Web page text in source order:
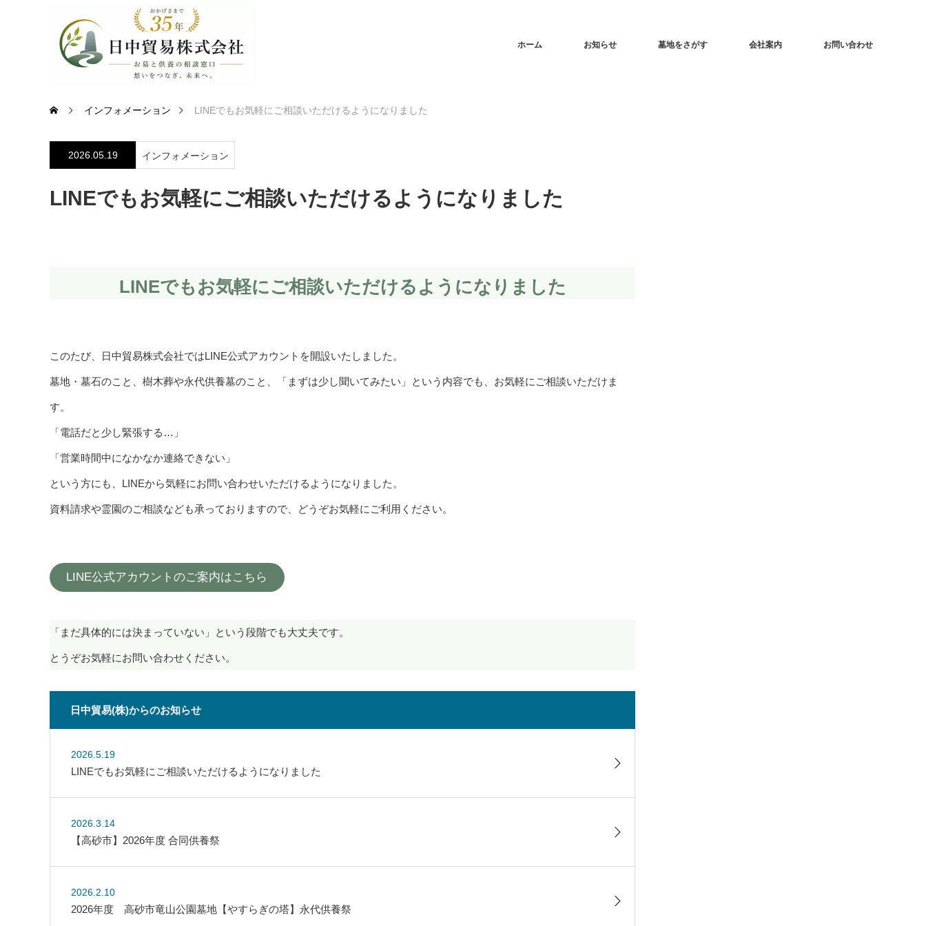
ホーム お知らせ 墓地をさがす 会社案内 お問い合わせ
インフォメーション LINEでもお気軽にご相談いただけるようになりました
2026.05.19 インフォメーション
LINEでもお気軽にご相談いただけるようになりました
LINEでもお気軽にご相談いただけるようになりました
このたび、日中貿易株式会社ではLINE公式アカウントを開設いたしました。
墓地・墓石のこと、樹木葬や永代供養墓のこと、「まずは少し聞いてみたい」という内容でも、お気軽にご相談いただけま
す。
「電話だと少し緊張する…」
「営業時間中になかなか連絡できない」
という方にも、LINEから気軽にお問い合わせいただけるようになりました。
資料請求や霊園のご相談なども承っておりますので、どうぞお気軽にご利用ください。
LINE公式アカウントのご案内はこちら
「まだ具体的には決まっていない」という段階でも大丈夫です。
とうぞお気軽にお問い合わせください。
日中貿易(株)からのお知らせ
2026.5.19
LINEでもお気軽にご相談いただけるようになりました
2026.3.14
【高砂市】2026年度 合同供養祭
2026.2.10
2026年度 高砂市竜山公園墓地【やすらぎの塔】永代供養祭